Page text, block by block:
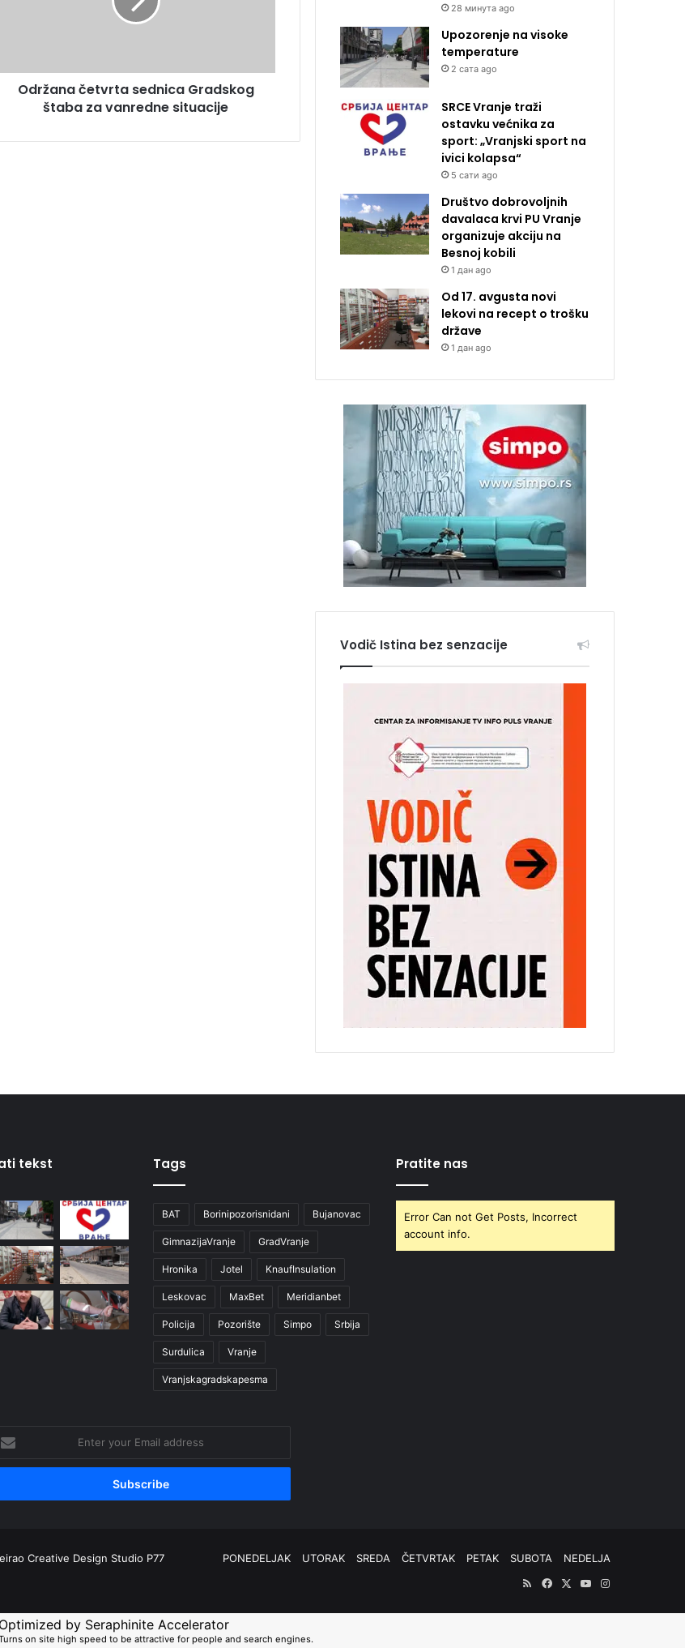
Održana četvrta sednica Gradskog
štaba za vanredne situacije
28 минута ago
Upozorenje na visoke
temperature
2 сата ago
SRCE Vranje traži
ostavku većnika za
sport: „Vranjski sport na
ivici kolapsa“
5 сати ago
Društvo dobrovoljnih
davalaca krvi PU Vranje
organizuje akciju na
Besnoj kobili
1 дан ago
Od 17. avgusta novi
lekovi na recept o trošku
države
1 дан ago
Vodič Istina bez senzacije
tekst Tags
BAT Borinipozorisnidani Bujanovac
GimnazijaVranje GradVranje
Hronika Jotel KnaufInsulation
Leskovac MaxBet Meridianbet
Policija Pozorište Simpo Srbija
Surdulica Vranje
Vranjskagradskapesma
Pratite nas
Error Can not Get Posts, Incorrect
account info.
Creative Design Studio P77 PONEDELJAK UTORAK SREDA ČETVRTAK PETAK SUBOTA
NEDELJA
RSSFacebook
X YouTubeInstagram
Optimized by Seraphinite Accelerator
on site high speed to be attractive for people and search engines.